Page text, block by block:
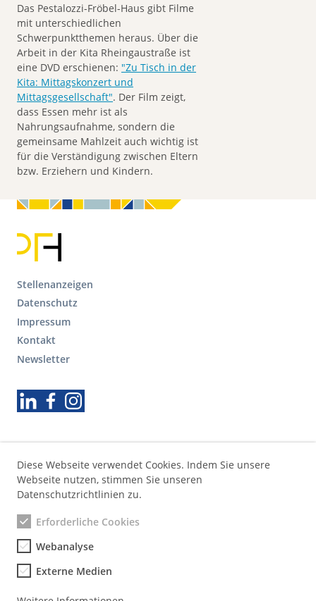
Diese Webseite verwendet Cookies. Indem Sie unsere
Webseite nutzen, stimmen Sie unseren
Datenschutzrichtlinien zu.
Erforderliche Cookies
Webanalyse
Externe Medien
Das Pestalozzi-Fröbel-Haus gibt Filme
mit unterschiedlichen
Schwerpunktthemen heraus. Über die
Arbeit in der Kita Rheingaustraße ist
eine DVD erschienen: "Zu Tisch in der
Kita: Mittagskonzert und
Mittagsgesellschaft". Der Film zeigt,
dass Essen mehr ist als
Nahrungsaufnahme, sondern die
gemeinsame Mahlzeit auch wichtig ist
für die Verständigung zwischen Eltern
bzw. Erziehern und Kindern.
F
o
o
t
e
r
e
k
ä
r
e
a
v
i
g
a
t
Stellenanzeigen
Datenschutz
Impressum
Kontakt
Newsletter
Folgen Sie uns